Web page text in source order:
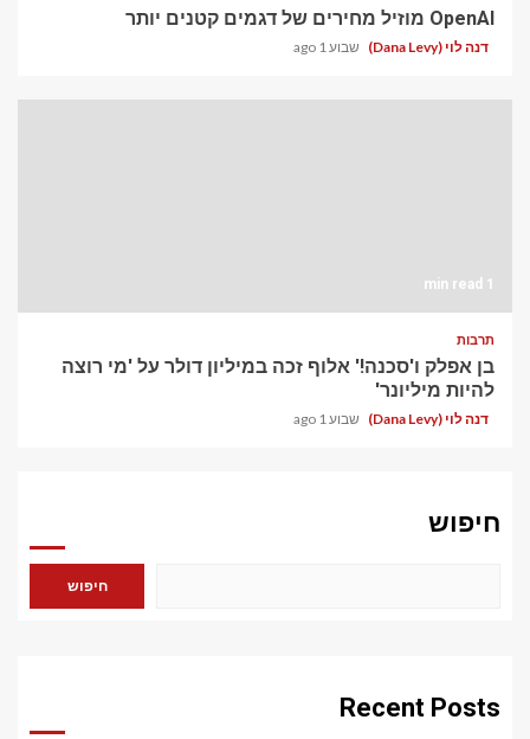
OpenAI מוזיל מחירים של דגמים קטנים יותר
דנה לוי (Dana Levy) שבוע 1 ago
1 min read
תרבות
בן אפלק ו'סכנה!' אלוף זכה במיליון דולר על 'מי רוצה
להיות מיליונר'
דנה לוי (Dana Levy) שבוע 1 ago
חיפוש
חיפוש
Recent Posts